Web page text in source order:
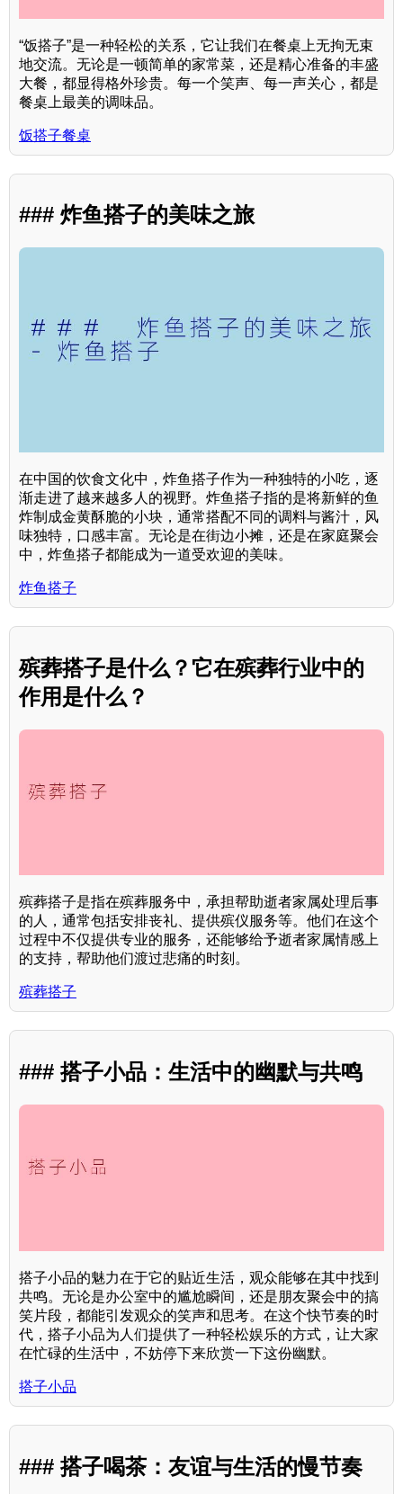
“饭搭子”是一种轻松的关系，它让我们在餐桌上无拘无束
地交流。无论是一顿简单的家常菜，还是精心准备的丰盛
大餐，都显得格外珍贵。每一个笑声、每一声关心，都是
餐桌上最美的调味品。
饭搭子餐桌
### 炸鱼搭子的美味之旅
在中国的饮食文化中，炸鱼搭子作为一种独特的小吃，逐
渐走进了越来越多人的视野。炸鱼搭子指的是将新鲜的鱼
炸制成金黄酥脆的小块，通常搭配不同的调料与酱汁，风
味独特，口感丰富。无论是在街边小摊，还是在家庭聚会
中，炸鱼搭子都能成为一道受欢迎的美味。
炸鱼搭子
殡葬搭子是什么？它在殡葬行业中的
作用是什么？
殡葬搭子是指在殡葬服务中，承担帮助逝者家属处理后事
的人，通常包括安排丧礼、提供殡仪服务等。他们在这个
过程中不仅提供专业的服务，还能够给予逝者家属情感上
的支持，帮助他们渡过悲痛的时刻。
殡葬搭子
### 搭子小品：生活中的幽默与共鸣
搭子小品的魅力在于它的贴近生活，观众能够在其中找到
共鸣。无论是办公室中的尴尬瞬间，还是朋友聚会中的搞
笑片段，都能引发观众的笑声和思考。在这个快节奏的时
代，搭子小品为人们提供了一种轻松娱乐的方式，让大家
在忙碌的生活中，不妨停下来欣赏一下这份幽默。
搭子小品
### 搭子喝茶：友谊与生活的慢节奏